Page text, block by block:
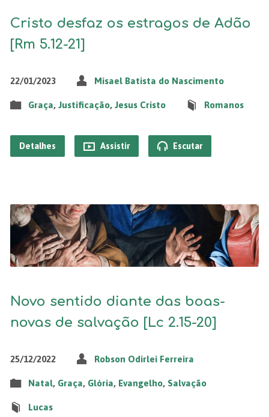
Cristo desfaz os estragos de Adão
[Rm 5.12-21]
22/01/2023 Misael Batista do Nascimento
Graça, Justificação, Jesus Cristo Romanos
Detalhes Assistir Escutar
Novo sentido diante das boas-
novas de salvação [Lc 2.15-20]
25/12/2022 Robson Odirlei Ferreira
Natal, Graça, Glória, Evangelho, Salvação
Lucas